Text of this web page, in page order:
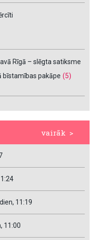
Rīgā – slēgta satiksme
bīstamības pakāpe (5)
vairāk >
11:19
11:00